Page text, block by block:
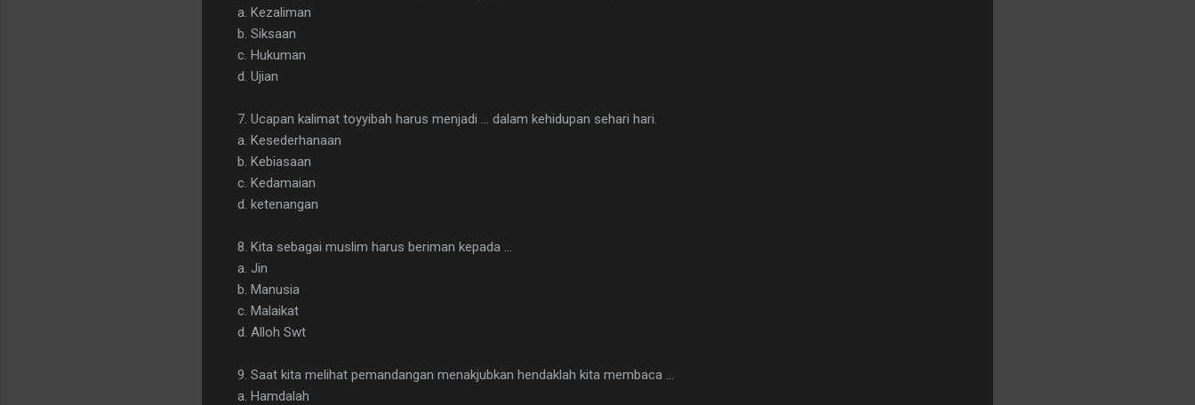
a. Kezaliman
b. Siksaan
c. Hukuman
d. Ujian
7. Ucapan kalimat toyyibah harus menjadi ... dalam kehidupan sehari hari.
a. Kesederhanaan
b. Kebiasaan
c. Kedamaian
d. ketenangan
8. Kita sebagai muslim harus beriman kepada ...
a. Jin
b. Manusia
c. Malaikat
d. Alloh Swt
9. Saat kita melihat pemandangan menakjubkan hendaklah kita membaca ...
a. Hamdalah